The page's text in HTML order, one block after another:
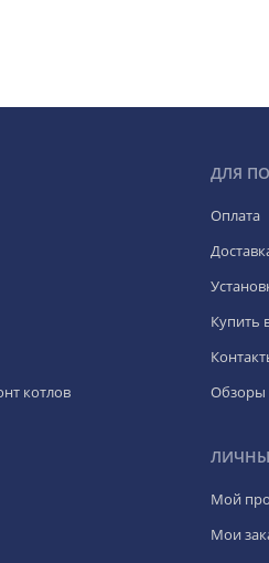
котлов
ДЛЯ
Оплата
Купить
Обзоры
Мой
Мои